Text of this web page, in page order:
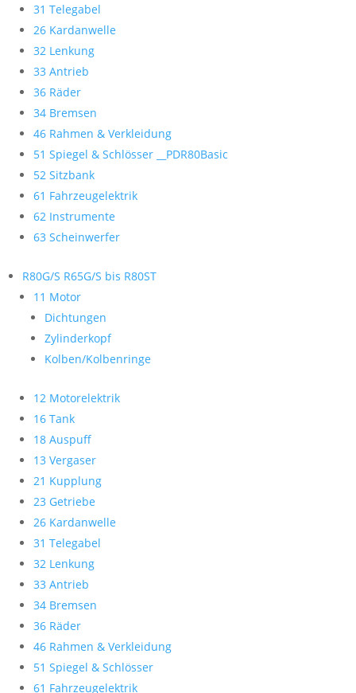
31 Telegabel
26 Kardanwelle
32 Lenkung
33 Antrieb
36 Räder
34 Bremsen
46 Rahmen & Verkleidung
51 Spiegel & Schlösser __PDR80Basic
52 Sitzbank
61 Fahrzeugelektrik
62 Instrumente
63 Scheinwerfer
R80G/S R65G/S bis R80ST
11 Motor
Dichtungen
Zylinderkopf
Kolben/Kolbenringe
12 Motorelektrik
16 Tank
18 Auspuff
13 Vergaser
21 Kupplung
23 Getriebe
26 Kardanwelle
31 Telegabel
32 Lenkung
33 Antrieb
34 Bremsen
36 Räder
46 Rahmen & Verkleidung
51 Spiegel & Schlösser
61 Fahrzeugelektrik